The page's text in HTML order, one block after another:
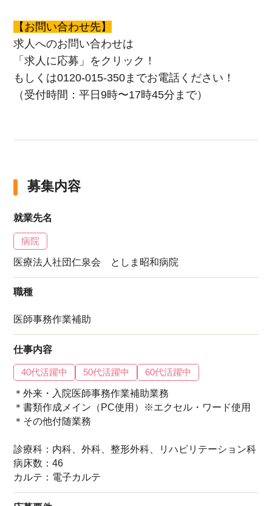
【お問い合わせ先】
求人へのお問い合わせは
「求人に応募」をクリック！
もしくは0120-015-350までお電話ください！
（受付時間：平日9時〜17時45分まで）
募集内容
就業先名
病院
医療法人社団仁泉会 としま昭和病院
職種
医師事務作業補助
仕事内容
40代活躍中 50代活躍中 60代活躍中
＊外来・入院医師事務作業補助業務
＊書類作成メイン（PC使用）※エクセル・ワード使用
＊その他付随業務
診療科：内科、外科、整形外科、リハビリテーション科
病床数：46
カルテ：電子カルテ